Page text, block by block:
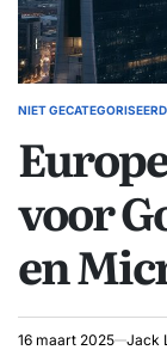
GEPLAATST
NIET GECATEGORISEERD
voor
en
16 maart 2025 Jack